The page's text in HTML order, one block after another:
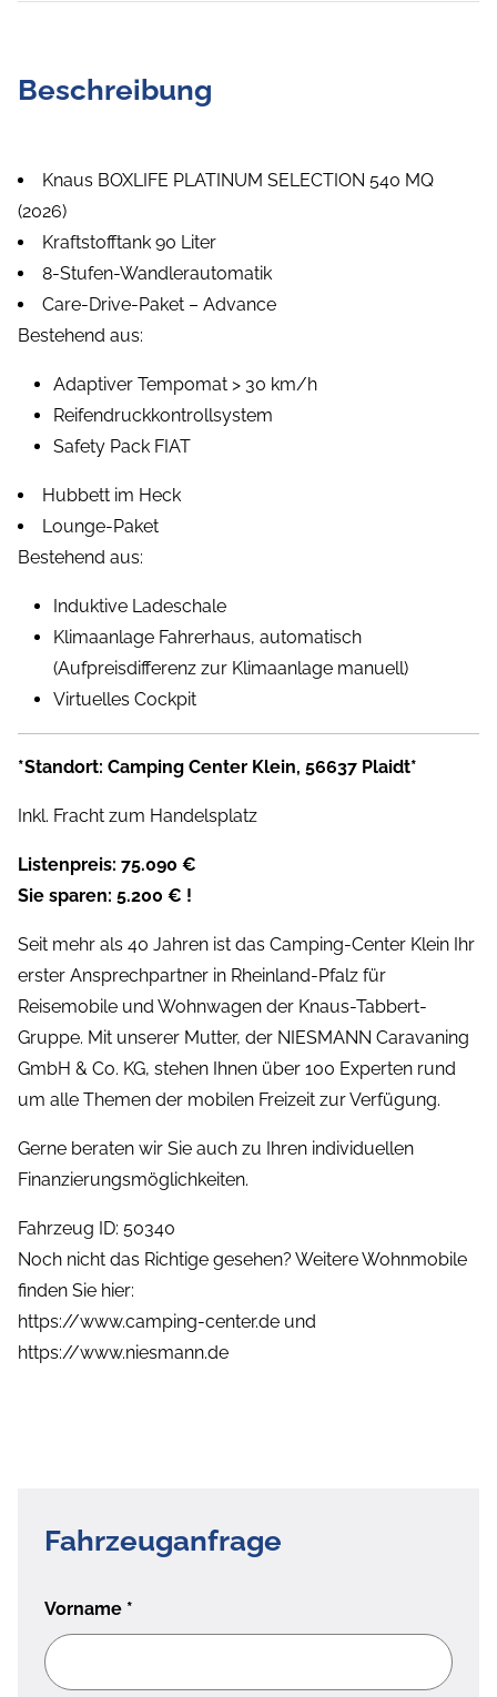
Beschreibung
Knaus BOXLIFE PLATINUM SELECTION 540 MQ
(2026)
Kraftstofftank 90 Liter
8-Stufen-Wandlerautomatik
Care-Drive-Paket – Advance
Bestehend aus:
Adaptiver Tempomat > 30 km/h
Reifendruckkontrollsystem
Safety Pack FIAT
Hubbett im Heck
Lounge-Paket
Bestehend aus:
Induktive Ladeschale
Klimaanlage Fahrerhaus, automatisch
(Aufpreisdifferenz zur Klimaanlage manuell)
Virtuelles Cockpit
*Standort: Camping Center Klein, 56637 Plaidt*
Inkl. Fracht zum Handelsplatz
Listenpreis: 75.090 €
Sie sparen: 5.200 € !
Seit mehr als 40 Jahren ist das Camping-Center Klein Ihr
erster Ansprechpartner in Rheinland-Pfalz für
Reisemobile und Wohnwagen der Knaus-Tabbert-
Gruppe. Mit unserer Mutter, der NIESMANN Caravaning
GmbH & Co. KG, stehen Ihnen über 100 Experten rund
um alle Themen der mobilen Freizeit zur Verfügung.
Gerne beraten wir Sie auch zu Ihren individuellen
Finanzierungsmöglichkeiten.
Fahrzeug ID: 50340
Noch nicht das Richtige gesehen? Weitere Wohnmobile
finden Sie hier:
https://www.camping-center.de und
https://www.niesmann.de
Fahrzeuganfrage
Vorname *